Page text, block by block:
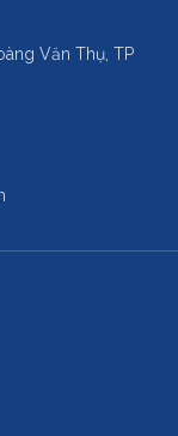
Văn Thụ, TP